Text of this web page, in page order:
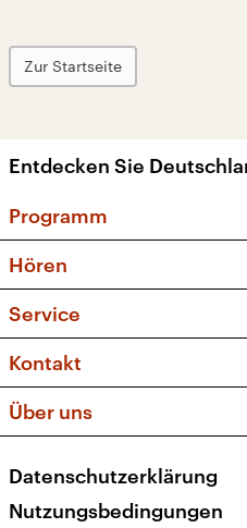
Zur Startseite
Entdecken Sie
Programm
Sendungen und
Musikliste
Kakadu – Das
Hören
Frequenzen (UKW +
Service
FAQ
Apps
Newsletter
Veranstaltungen
Kontakt
Social Media
Über uns
Presse
Karriere
Datenschutzerklärung
Nutzungsbedingungen